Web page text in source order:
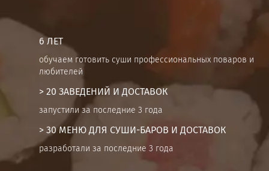
6 ЛЕТ
обучаем готовить суши профессиональных поваров и
любителей
> 20 ЗАВЕДЕНИЙ И ДОСТАВОК
запустили за последние 3 года
> 30 МЕНЮ ДЛЯ СУШИ-БАРОВ И ДОСТАВОК
разработали за последние 3 года